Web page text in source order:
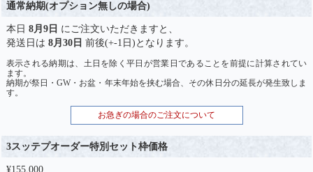
通常納期(オプション無しの場合)
本日 8月9日 にご注文いただきますと、
発送日は 8月30日 前後(+-1日)となります。
表示される納期は、土日を除く平日が営業日であることを前提に計算されてい
ます。
納期が祭日・GW・お盆・年末年始を挟む場合、その休日分の延長が発生致しま
す。
お急ぎの場合のご注文について
3スッテプオーダー特別セット枠価格
¥155,000